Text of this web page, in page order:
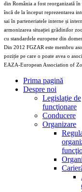
din România a fost reorganizată
încă de la început reprezentarea
sai în parteneriatele interne și
armonizarea situației grădinilor
cu standardele europene din
Din 2012 FGZAR este membru
poziție pe care o poate avea o
EAZA-European Association of
Prima pagină
Despre noi
Legislaţie de
funcţionare
Conducere
Organizare